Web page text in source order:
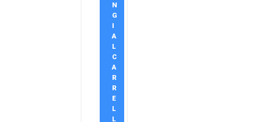
N
G
I
A
L
C
A
R
R
E
L
L